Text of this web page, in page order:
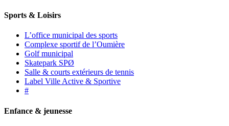
Sports & Loisirs
L’office municipal des sports
Complexe sportif de l’Oumière
Golf municipal
Skatepark SPØ
Salle & courts extérieurs de tennis
Label Ville Active & Sportive
#
Enfance & jeunesse